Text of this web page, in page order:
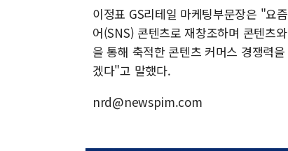
이정표 GS리테일 마케팅부문장은 "요
어(SNS) 콘텐츠로 재창조하며 콘텐츠
을 통해 축적한 콘텐츠 커머스 경쟁력
겠다"고 말했다.
nrd@newspim.com